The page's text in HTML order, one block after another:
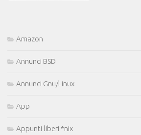
Amazon
Annunci BSD
Annunci Gnu/Linux
App
Appunti liberi *nix